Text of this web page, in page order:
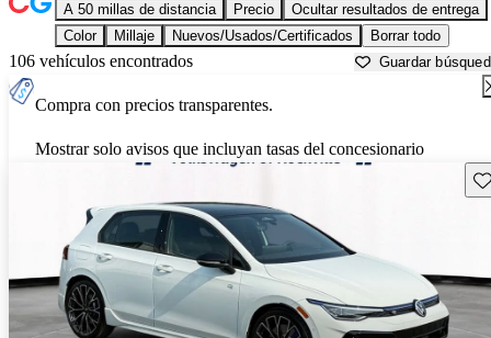
A 50 millas de distancia Precio
Ocultar resultados de entrega
Color
Millaje Nuevos/Usados/Certificados Borrar todo
106 vehículos encontrados Guardar
Compra con precios transparentes.
Mostrar solo avisos que incluyan tasas del concesionario